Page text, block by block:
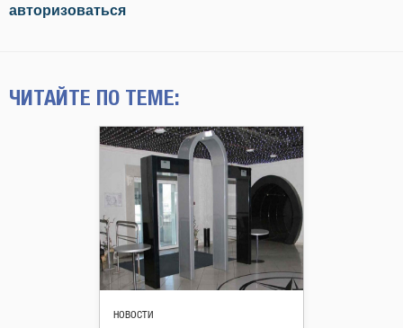
авторизоваться
ЧИТАЙТЕ ПО ТЕМЕ:
НОВОСТИ